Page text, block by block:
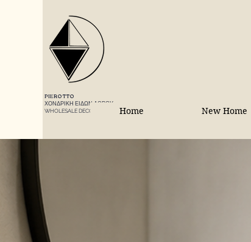
PIEROTTO
ΧΟΝΔΡΙΚΗ ΕΙΔΩΝ ΔΩΡΟΥ
WHOLESALE DECORATIONS
Home New Home